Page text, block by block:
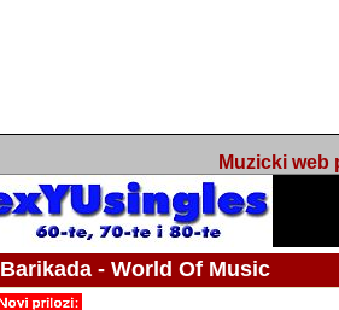
Muzicki web
Barikada - World Of Music